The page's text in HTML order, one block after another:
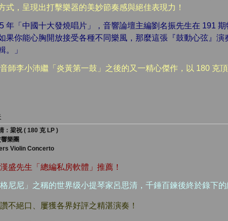
式，呈現出打擊樂器的美妙節奏感與絕佳表現力！
年「中國十大發燒唱片」，音響論壇主編劉名振先生在 191
果你能心胸開放接受各種不同樂風，那麼這張『鼓動心弦』演
。」
師李小沛繼「炎黃第一鼓」之後的又一精心傑作，以 180 克
：梁祝 ( 180 克 LP )
樂團
Violin Concerto
盛先生「總編私房軟體」推薦！
尼尼」之稱的世界级小提琴家呂思清，千錘百鍊後終於錄下的
不絕口、屢獲各界好評之精湛演奏！